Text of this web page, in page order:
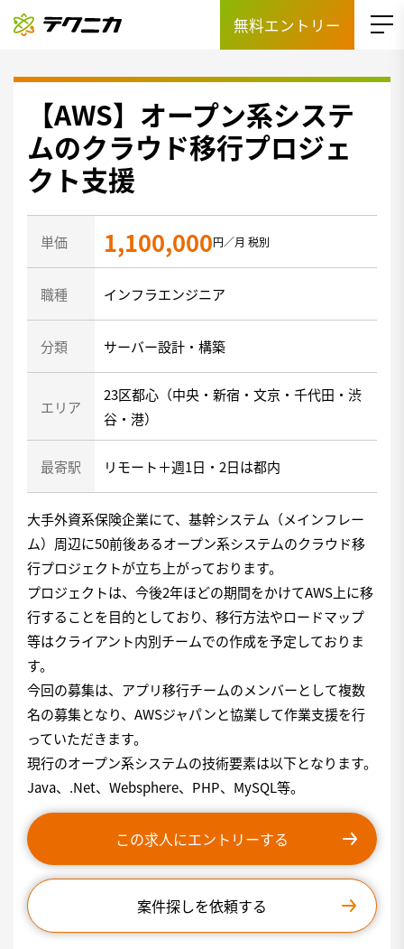
無料エントリー
【AWS】オープン系システ
ムのクラウド移行プロジェ
クト支援
単価 1,100,000円／月 税別
職種 インフラエンジニア
分類 サーバー設計・構築
エリア
23区都心（中央・新宿・文京・千代田・渋
谷・港）
最寄駅 リモート＋週1日・2日は都内
大手外資系保険企業にて、基幹システム（メインフレー
ム）周辺に50前後あるオープン系システムのクラウド移
行プロジェクトが立ち上がっております。
プロジェクトは、今後2年ほどの期間をかけてAWS上に移
行することを目的としており、移行方法やロードマップ
等はクライアント内別チームでの作成を予定しておりま
す。
今回の募集は、アプリ移行チームのメンバーとして複数
名の募集となり、AWSジャパンと協業して作業支援を行
っていただきます。
現行のオープン系システムの技術要素は以下となります。
Java、.Net、Websphere、PHP、MySQL等。
この求人にエントリーする
案件探しを依頼する